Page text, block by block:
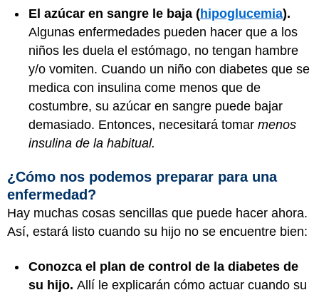
El azúcar en sangre le baja (hipoglucemia).
Algunas enfermedades pueden hacer que a los
niños les duela el estómago, no tengan hambre
y/o vomiten. Cuando un niño con diabetes que se
medica con insulina come menos que de
costumbre, su azúcar en sangre puede bajar
demasiado. Entonces, necesitará tomar menos
insulina de la habitual.
¿Cómo nos podemos preparar para una
enfermedad?
Hay muchas cosas sencillas que puede hacer ahora.
Así, estará listo cuando su hijo no se encuentre bien:
Conozca el plan de control de la diabetes de
su hijo. Allí le explicarán cómo actuar cuando su